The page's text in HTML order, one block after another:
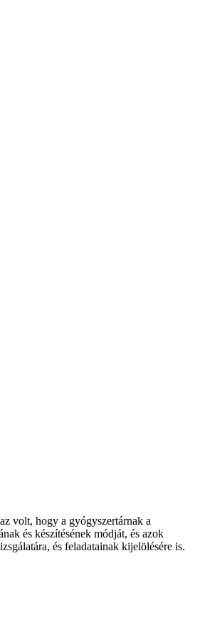
volt, hogy a gyógyszertárnak a
és készítésének módját, és azok
és feladatainak kijelölésére is.